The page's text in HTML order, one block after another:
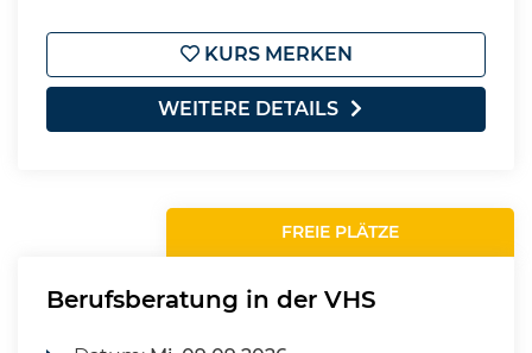
KURS MERKEN
WEITERE DETAILS
FREIE PLÄTZE
Berufsberatung in der VHS